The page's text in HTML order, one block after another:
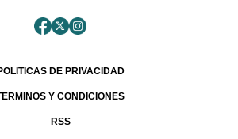
DE PRIVACIDAD
Y CONDICIONES
RSS